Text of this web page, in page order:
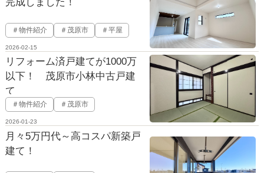
＃物件紹介 ＃茂原市 ＃平屋
2026-02-15
リフォーム済戸建てが1000万
以下！ 茂原市小林中古戸建
て
＃物件紹介 ＃茂原市
2026-01-23
月々5万円代～高コスパ新築戸
建て！